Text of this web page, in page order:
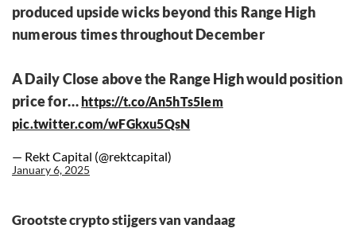
produced upside wicks beyond this Range High
numerous times throughout December
A Daily Close above the Range High would position
price for… https://t.co/An5hTs5Iem
pic.twitter.com/wFGkxu5QsN
— Rekt Capital (@rektcapital)
January 6, 2025
Grootste crypto stijgers van vandaag